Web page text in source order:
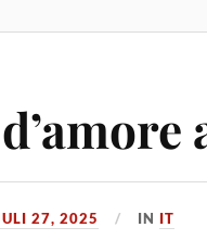
27, 2025 IN IT